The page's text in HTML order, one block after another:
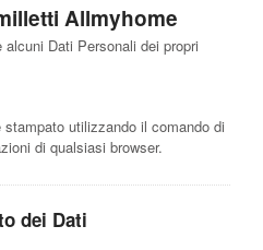
Allmyhome
Dati Personali dei propri
utilizzando il comando di
di qualsiasi browser.
dei Dati